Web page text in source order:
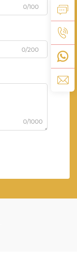
0/100
0/200
0/1000